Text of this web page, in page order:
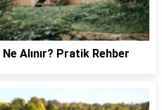
Alınır? Pratik Rehber